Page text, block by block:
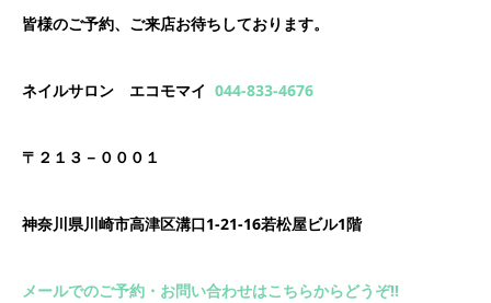
皆様のご予約、ご来店お待ちしております。
ネイルサロン エコモマイ 044-833-4676
〒２１３－０００１
神奈川県川崎市高津区溝口1-21-16若松屋ビル1階
メールでのご予約・お問い合わせはこちらからどうぞ!!